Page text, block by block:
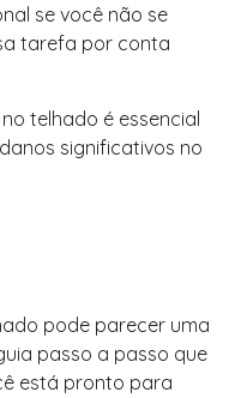
se você não se
tarefa por conta
telhado é essencial
significativos no
pode parecer uma
passo a passo que
está pronto para